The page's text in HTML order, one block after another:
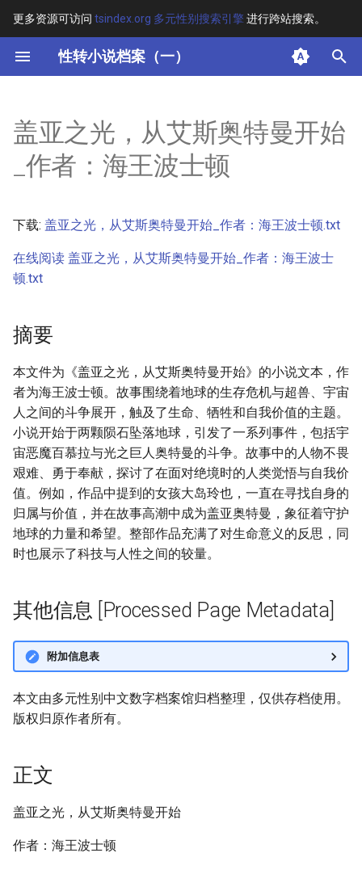
更多资源可访问 tsindex.org 多元性别搜索引擎进行跨站搜索。
性转小说档案（一）
键
开
索
其他信息 [Processed Page
Metadata]
盖亚之光，从艾斯奥特曼开始
_作者：海王波士顿
下载: 盖亚之光，从艾斯奥特曼开始_作者：海王波士顿.txt
在线阅读 盖亚之光，从艾斯奥特曼开始_作者：海王波士
顿.txt
摘要
本文件为《盖亚之光，从艾斯奥特曼开始》的小说文本，作
者为海王波士顿。故事围绕着地球的生存危机与超兽、宇宙
人之间的斗争展开，触及了生命、牺牲和自我价值的主题。
小说开始于两颗陨石坠落地球，引发了一系列事件，包括宇
宙恶魔百慕拉与光之巨人奥特曼的斗争。故事中的人物不畏
艰难、勇于奉献，探讨了在面对绝境时的人类觉悟与自我价
值。例如，作品中提到的女孩大岛玲也，一直在寻找自身的
归属与价值，并在故事高潮中成为盖亚奥特曼，象征着守护
地球的力量和希望。整部作品充满了对生命意义的反思，同
时也展示了科技与人性之间的较量。
其他信息 [Processed Page Metadata]
附加信息表
本文由多元性别中文数字档案馆归档整理，仅供存档使用。
版权归原作者所有。
正文
盖亚之光，从艾斯奥特曼开始
作者：海王波士顿